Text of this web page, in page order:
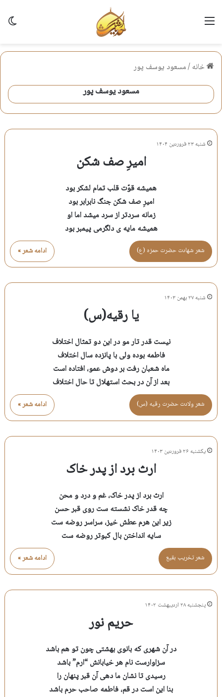
منو
خانه/مسعود یوسف پور
مسعود یوسف پور
شنبه ۲۳ فروردین ۱۴۰۴
امیرِ صف شکن
همیشه قوّت قلب تمام لشکر بود
امیرِ صف شکن جنگ نابرابر بود
زمانه سردتر از سرد میشد اما او
همیشه مایه ی دلگرمی پیمبر بود
ادامه شعر » شعر شهادت حضرت حمزه (ع)
شنبه ۲۷ بهمن ۱۴۰۳
یا رقیه(س)
نیست قدر تار مو در این دو تمثال اختلاف
فاطمه بوده ولی با پانزده سال اختلاف
ماه شعبان رفت بر دوش عمو، افتاده است
بعد از آن در بحث استهلال تا حال اختلاف
ادامه شعر » شعر ولادت حضرت رقيه (س)
یکشنبه ۲۶ فروردین ۱۴۰۳
ارث برد از پدر خاک
ارث برد از پدر خاک، غم و درد و محن
چه قدر خاک نشسته ست روی قبر حسن
زیر این هرم عطش خیز، سراسر روضه ست
سایه انداختن بال کبوتر روضه ست
ادامه شعر » شعر تخريب بقيع
پنجشنبه ۲۸ اردیبهشت ۱۴۰۲
حریم نور
در آن شهری که بانوی بهشتی چون تو هم باشد
سزاوارست نام هر خیابانش “ارم” باشد
رسیدی تا نشان ما دهی آن قبر پنهان را
بنا این است در قم، فاطمه صاحب حرم باشد